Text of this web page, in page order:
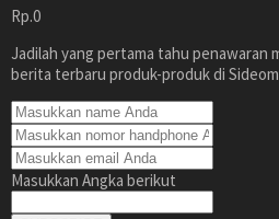
Rp.0
Jadilah yang pertama tahu penawaran
berita terbaru produk-produk di
Masukkan Angka berikut